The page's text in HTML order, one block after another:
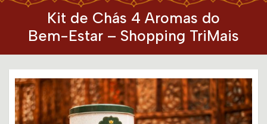
Kit de Chás 4 Aromas do
Bem-Estar – Shopping TriMais